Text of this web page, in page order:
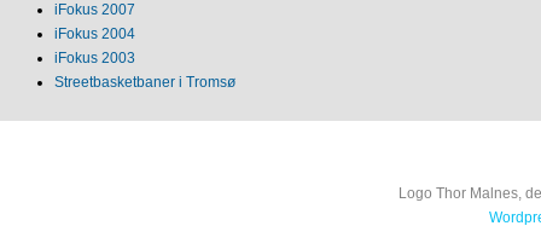
iFokus 2007
iFokus 2004
iFokus 2003
Streetbasketbaner i Tromsø
Logo Thor Malnes,